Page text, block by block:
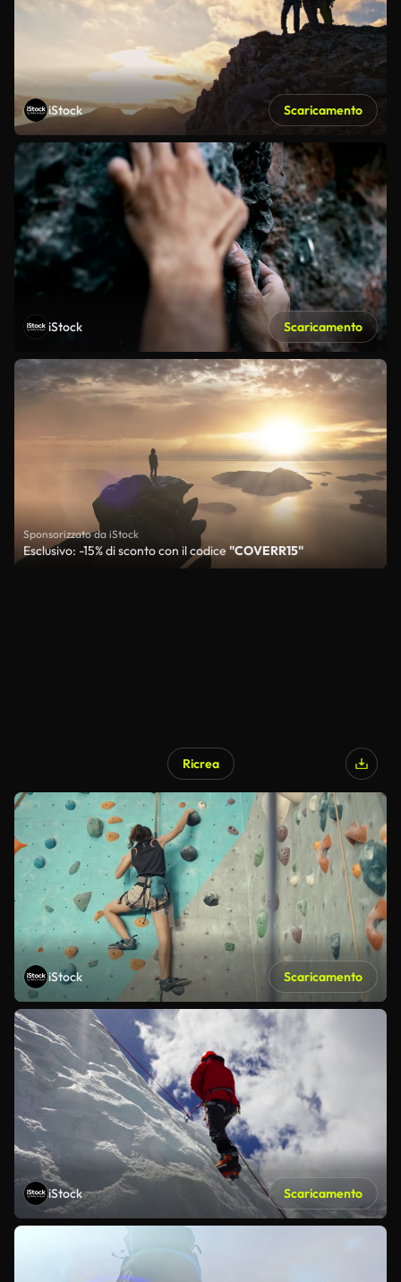
iStock Scaricamento
iStock Scaricamento
Sponsorizzato da iStock
Esclusivo: -15% di sconto con il codice "COVERR15"
Ricrea
iStock Scaricamento
iStock Scaricamento